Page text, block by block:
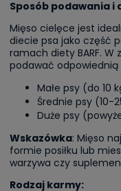
Sposób podawania i
Mięso cielęce jest
diecie psa jako część
ramach diety BARF. W
podawać odpowiednią
Małe psy (do 10
Średnie psy (10-
Duże psy
Wskazówka: Mięso
formie posiłku lub
warzywa czy
Rodzaj karmy: